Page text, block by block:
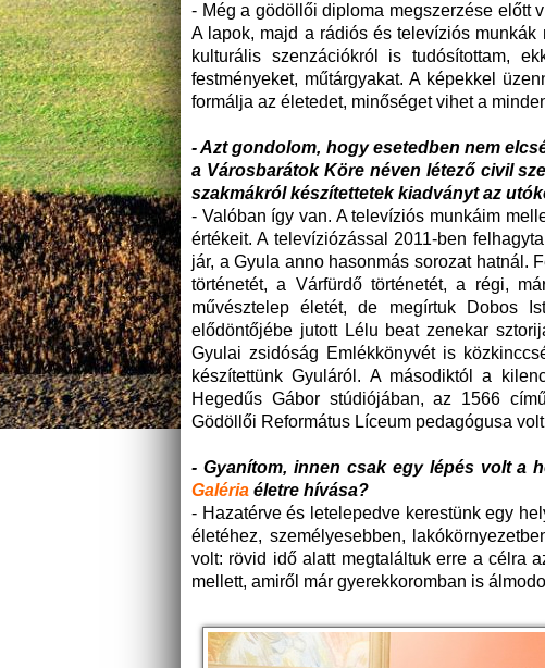
- Még a gödöllői diploma megszerzése előtt
A lapok, majd a rádiós és televíziós
kulturális szenzációkról is tudósítottam,
festményeket, műtárgyakat. A képekkel
formálja az életedet, minőséget vihet a
- Azt gondolom, hogy esetedben nem
a Városbarátok Köre néven létező civil
szakmákról készítettetek kiadványt az
- Valóban így van. A televíziós munkáim
értékeit. A televíziózással 2011-ben
jár, a Gyula anno hasonmás sorozat hatnál.
történetét, a Várfürdő történetét, a régi,
művésztelep életét, de megírtuk Dobos
elődöntőjébe jutott Lélu beat zenekar
Gyulai zsidóság Emlékkönyvét is
készítettünk Gyuláról. A másodiktól a
Hegedűs Gábor stúdiójában, az 1566
Gödöllői Református Líceum pedagógusa
- Gyanítom, innen csak egy lépés volt a
Galéria életre hívása?
- Hazatérve és letelepedve kerestünk egy
életéhez, személyesebben,
volt: rövid idő alatt megtaláltuk erre a célra
mellett, amiről már gyerekkoromban is